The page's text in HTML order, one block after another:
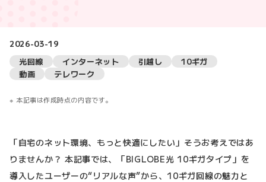
2026-03-19
光回線
インターネット 引越し
10ギガ
動画
テレワーク
本記事は作成時点の内容です。
「自宅のネット環境、もっと快適にしたい」そうお考えではあ
りませんか？ 本記事では、「BIGLOBE光 10ギガタイプ」を
導入したユーザーの“リアルな声”から、10ギガ回線の魅力と